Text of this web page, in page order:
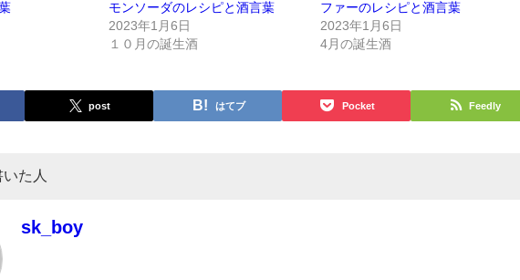
モンソーダのレシピと酒言葉
2023年1月6日
１０月の誕生酒
ファーのレシピと酒言葉
2023年1月6日
4月の誕生酒
post はてブ Pocket Feedly
た人
sk_boy